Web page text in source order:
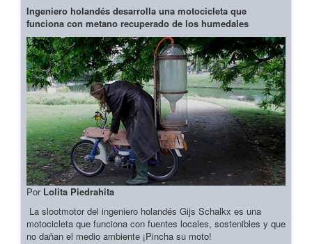
Ingeniero holandés desarrolla una motocicleta que
funciona con metano recuperado de los humedales
Por Lolita Piedrahita
La slootmotor del ingeniero holandés Gijs Schalkx es una
motocicleta que funciona con fuentes locales, sostenibles y que
no dañan el medio ambiente ¡Pincha su moto!